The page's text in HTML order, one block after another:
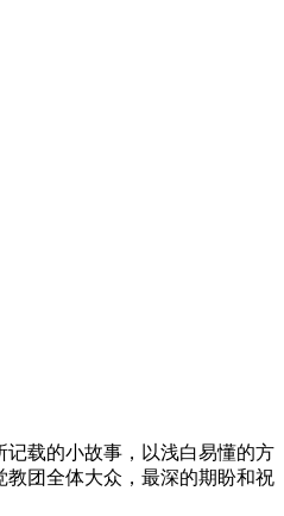
载的小故事，以浅白易懂的方
团全体大众，最深的期盼和祝